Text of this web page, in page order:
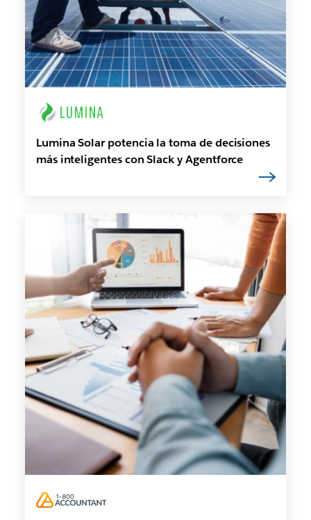
Lumina Solar potencia la toma de decisiones
más inteligentes con Slack y Agentforce